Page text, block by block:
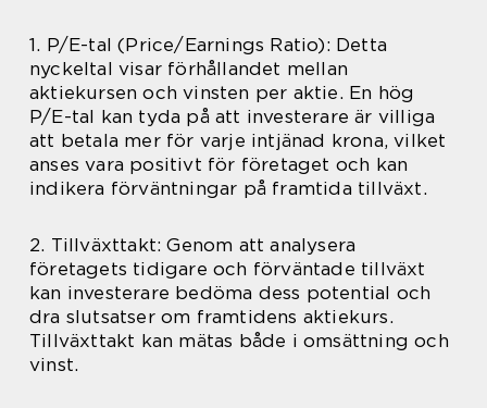
1. P/E-tal (Price/Earnings Ratio): Detta
nyckeltal visar förhållandet mellan
aktiekursen och vinsten per aktie. En hög
P/E-tal kan tyda på att investerare är villiga
att betala mer för varje intjänad krona, vilket
anses vara positivt för företaget och kan
indikera förväntningar på framtida tillväxt.
2. Tillväxttakt: Genom att analysera
företagets tidigare och förväntade tillväxt
kan investerare bedöma dess potential och
dra slutsatser om framtidens aktiekurs.
Tillväxttakt kan mätas både i omsättning och
vinst.